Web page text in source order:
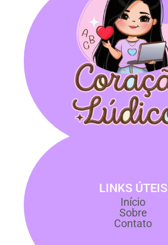
LINKS ÚTEIS
Início
Sobre
Contato